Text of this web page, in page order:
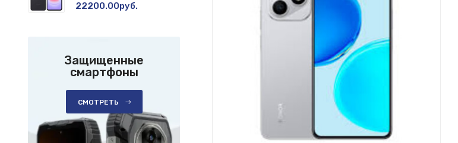
22200.00руб.
Защищенные
смартфоны
СМОТРЕТЬ